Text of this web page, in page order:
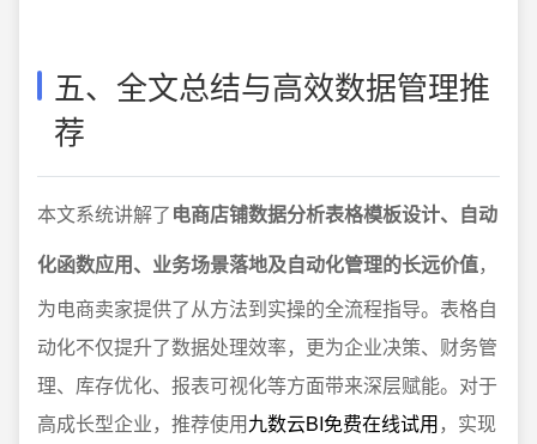
五、全文总结与高效数据管理推
荐
本文系统讲解了电商店铺数据分析表格模板设计、自动
化函数应用、业务场景落地及自动化管理的长远价值，
为电商卖家提供了从方法到实操的全流程指导。表格自
动化不仅提升了数据处理效率，更为企业决策、财务管
理、库存优化、报表可视化等方面带来深层赋能。对于
高成长型企业，推荐使用九数云BI免费在线试用，实现